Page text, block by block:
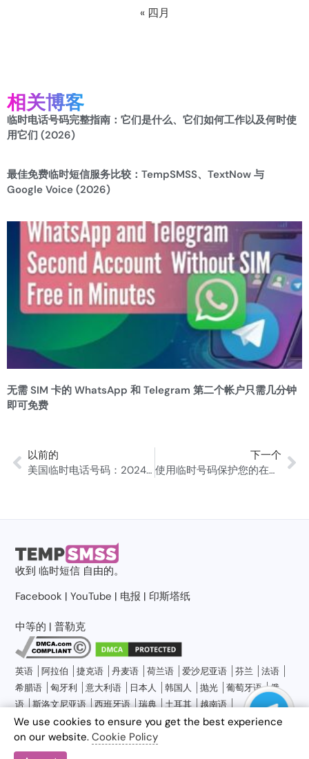
« 四月
相关博客
临时电话号码完整指南：它们是什么、它们如何工作以及何时使
用它们 (2026)
最佳免费临时短信服务比较：TempSMSS、TextNow 与
Google Voice (2026)
无需 SIM 卡的 WhatsApp 和 Telegram 第二个帐户只需几分钟
即可免费
以前的
美国临时电话号码：2024 年终极指南
下一个
使用临时号码保护您的在线状态。
收到临时短信 自由的。
Facebook |YouTube | 电报 | 印斯塔纸
中等的 |普勒克
英语 阿拉伯 捷克语 丹麦语 荷兰语 爱沙尼亚语 芬兰
法语
希腊语
匈牙利 意大利语 日本人 韩国人 抛光 葡萄牙语
俄
语
斯洛文尼亚语 西班牙语 瑞典 土耳其
越南语
隐私政策使用条款免责声明关于临时短信博客联系我们网站地图
We use cookies to ensure you get the best experience
on our website. Cookie Policy